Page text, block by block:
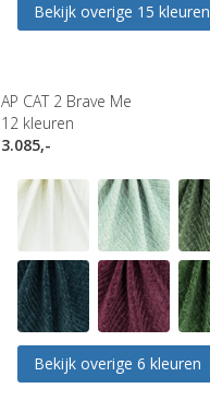
Bekijk overige 15 kleuren
AP CAT 2 Brave Me
12 kleuren
3.085,-
Bekijk overige 6 kleuren